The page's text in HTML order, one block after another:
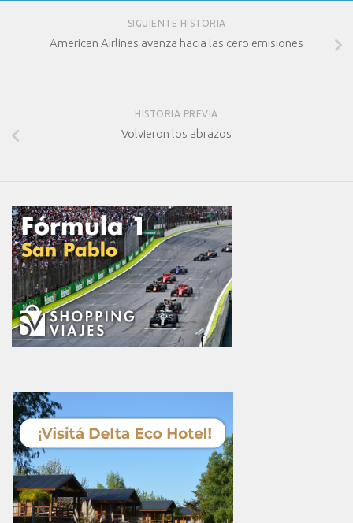
SIGUIENTE HISTORIA
American Airlines avanza hacia las cero emisiones
HISTORIA PREVIA
Volvieron los abrazos